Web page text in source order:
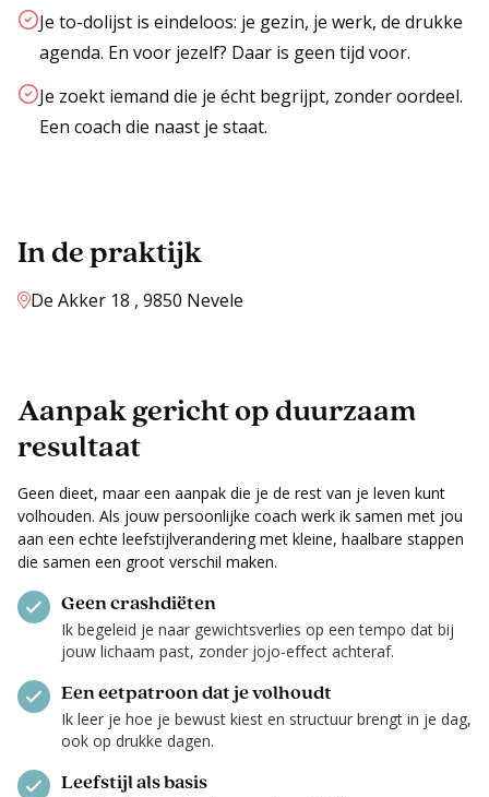
Je to-dolijst is eindeloos: je gezin, je werk, de drukke
agenda. En voor jezelf? Daar is geen tijd voor.
Je zoekt iemand die je écht begrijpt, zonder oordeel.
Een coach die naast je staat.
In de praktijk
De Akker 18 , 9850 Nevele
Aanpak gericht op duurzaam
resultaat
Geen dieet, maar een aanpak die je de rest van je leven kunt
volhouden. Als jouw persoonlijke coach werk ik samen met jou
aan een echte leefstijlverandering met kleine, haalbare stappen
die samen een groot verschil maken.
Geen crashdiëten
Ik begeleid je naar gewichtsverlies op een tempo dat bij
jouw lichaam past, zonder jojo-effect achteraf.
Een eetpatroon dat je volhoudt
Ik leer je hoe je bewust kiest en structuur brengt in je dag,
ook op drukke dagen.
Leefstijl als basis